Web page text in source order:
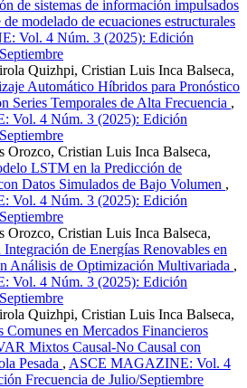
de sistemas de información impulsados
modelado de ecuaciones estructurales
Vol. 4 Núm. 3 (2025): Edición
Quizhpi, Cristian Luis Inca Balseca,
Automático Híbridos para Pronóstico
Series Temporales de Alta Frecuencia ,
Vol. 4 Núm. 3 (2025): Edición
Orozco, Cristian Luis Inca Balseca,
LSTM en la Predicción de
Datos Simulados de Bajo Volumen ,
Vol. 4 Núm. 3 (2025): Edición
Orozco, Cristian Luis Inca Balseca,
de Energías Renovables en
Análisis de Optimización Multivariada ,
Vol. 4 Núm. 3 (2025): Edición
Quizhpi, Cristian Luis Inca Balseca,
Comunes en Mercados Financieros
Mixtos Causal-No Causal con
Pesada , ASCE MAGAZINE: Vol. 4
Frecuencia de Julio/Septiembre